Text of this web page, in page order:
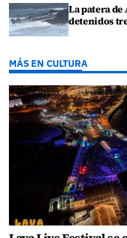
La patera
detenidos
MÁS EN CULTURA